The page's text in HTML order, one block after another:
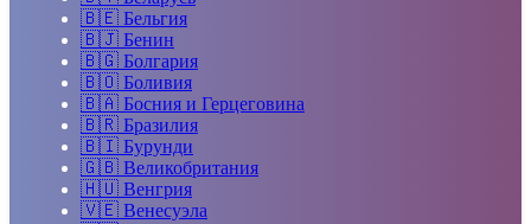
🇧🇪 Бельгия
🇧🇯 Бенин
🇧🇬 Болгария
🇧🇴 Боливия
🇧🇦 Босния и Герцеговина
🇧🇷 Бразилия
🇧🇮 Бурунди
🇬🇧 Великобритания
🇭🇺 Венгрия
🇻🇪 Венесуэла